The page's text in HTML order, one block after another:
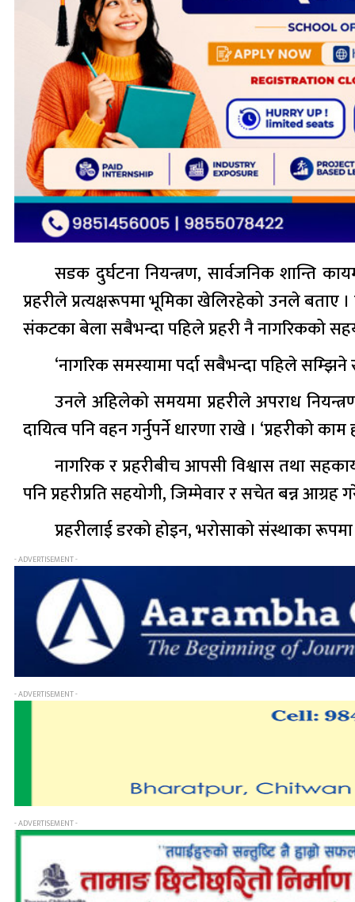
सडक दुर्घटना नियन्त्रण, सार्वजनिक शान्ति
प्रहरीले प्रत्यक्षरूपमा भूमिका खेलिरहेको उनले बताए
संकटका बेला सबैभन्दा पहिले प्रहरी नै नागरिकको
‘नागरिक समस्यामा पर्दा सबैभन्दा पहिले
उनले अहिलेको समयमा प्रहरीले अपराध
दायित्व पनि वहन गर्नुपर्ने धारणा राखे । ‘प्रहरीको
नागरिक र प्रहरीबीच आपसी विश्वास तथा
पनि प्रहरीप्रति सहयोगी, जिम्मेवार र सचेत बन्न आग्रह
प्रहरीलाई डरको होइन, भरोसाको संस्थाका
- ADVERTISEMENT -
- ADVERTISEMENT -
- ADVERTISEMENT -